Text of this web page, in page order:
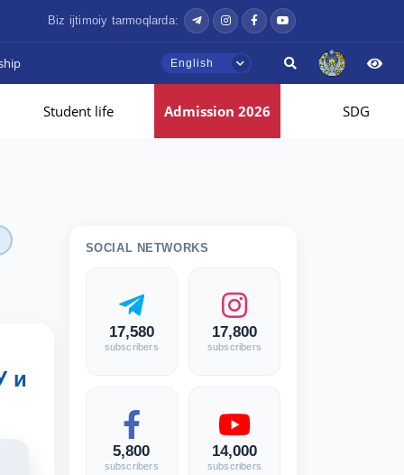
Biz ijtimoiy tarmoqlarda:
English
Student life Admission 2026 SDG
и
SOCIAL NETWORKS
17,580
subscribers
17,800
subscribers
5,800
subscribers
14,000
subscribers